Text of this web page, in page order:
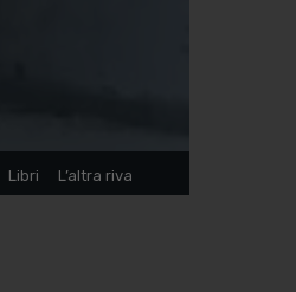
Libri L’altra riva